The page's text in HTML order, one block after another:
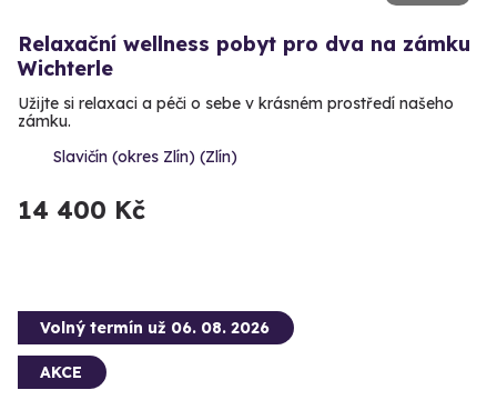
Relaxační wellness pobyt pro dva na zámku
Wichterle
Užijte si relaxaci a péči o sebe v krásném prostředí našeho
zámku.
Slavičín (okres Zlín) (Zlín)
14 400 Kč
Volný termín už 06. 08. 2026
AKCE